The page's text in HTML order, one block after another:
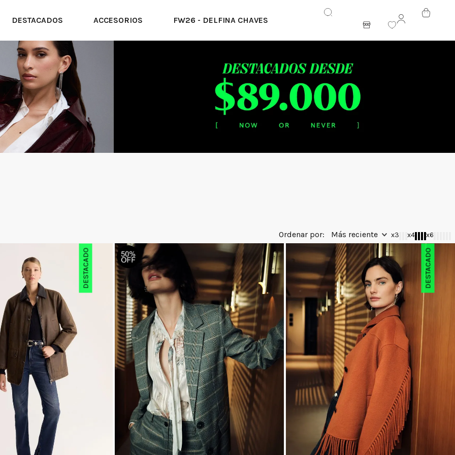
DESTACADOS ACCESORIOS FW26 - DELFINA CHAVES ENTRAR
Rosa
Urbano
Más reciente x3 x4 x6
DESTACADO DESTACADO